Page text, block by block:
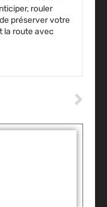
rouler
préserver votre
la route avec